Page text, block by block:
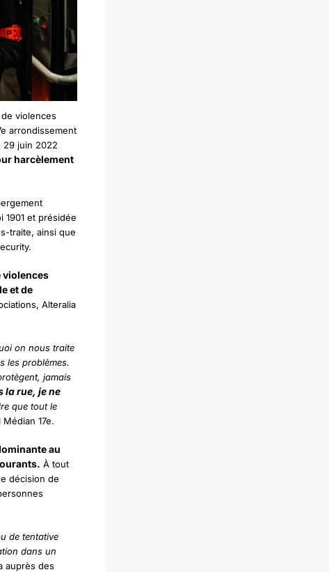
violences
arrondissement
29 juin 2022
harcèlement
1901 et présidée
traite, ainsi que
violences
et de
Alteralia
on nous traite
les problèmes.
jamais
la rue, je ne
que tout le
17e.
au
À tout
décision de
de tentative
dans un
auprès des